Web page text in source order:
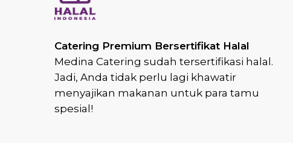
Catering Premium Bersertifikat Halal
Medina Catering sudah tersertifikasi halal.
Jadi, Anda tidak perlu lagi khawatir
menyajikan makanan untuk para tamu
spesial!